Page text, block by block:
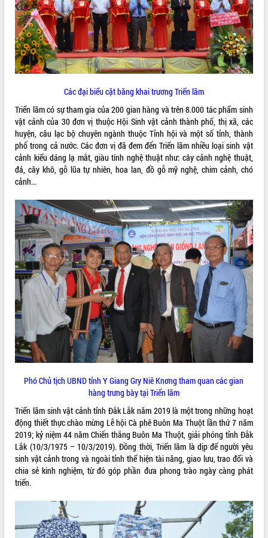
ĐIỂM TIN VĂN BẢN
QUY HOẠCH - KẾ HOẠCH
VIDEO
Loading the player...
Khám bệnh, cấp phát thuốc miễn phí
và tặng quà người dân xã Cư Pui
Hội nghị UBND tỉnh Đắk Lắk thường kỳ
tháng 7/2026
Lễ truy tặng danh hiệu “Bà Mẹ Việt
Nam Anh hùng” và trao Huân chương
Lao động
UBND tỉnh Đắk Lắk triển khai nhiệm
vụ 6 tháng cuối năm 2026
Kỳ họp thứ Hai, Hội đồng nhân dân
tỉnh khóa XI quyết nghị nhiều nội dung
quan trọng
Bí thư Tỉnh ủy Lương Nguyễn Minh
Rà soát, hoàn thiện hệ thống thiết chế
ALBUM ẢNH
Các đại biểu cặt băng khai trương Triển lãm
Triển lãm có sự tham gia của 200 gian hàng và trên 8.000 tác phẩm sinh
vật cảnh của 30 đơn vị thuộc Hội Sinh vật cảnh thành phố, thị xã, các
huyện, câu lạc bộ chuyên ngành thuộc Tỉnh hội và một số tỉnh, thành
phố trong cả nước. Các đơn vị đã đem đến Triển lãm nhiều loại sinh vật
cảnh kiểu dáng lạ mắt, giàu tính nghệ thuật như: cây cảnh nghệ thuật,
đá, cây khô, gỗ lũa tự nhiên, hoa lan, đồ gỗ mỹ nghệ, chim cảnh, chó
cảnh...
Phó Chủ tịch UBND tỉnh Y Giang Gry Niê Knơng tham quan các gian
hàng trưng bày tại Triển lãm
Triển lãm sinh vật cảnh tỉnh Đắk Lắk năm 2019 là một trong những hoạt
động thiết thực chào mừng Lễ hội Cà phê Buôn Ma Thuột lần thứ 7 năm
2019; kỷ niệm 44 năm Chiến thắng Buôn Ma Thuột, giải phóng tỉnh Đắk
Lắk (10/3/1975 – 10/3/2019). Đồng thời, Triển lãm là dịp để người yêu
sinh vật cảnh trong và ngoài tỉnh thể hiện tài năng, giao lưu, trao đổi và
chia sẻ kinh nghiệm, từ đó góp phần đưa phong trào ngày càng phát
triển.